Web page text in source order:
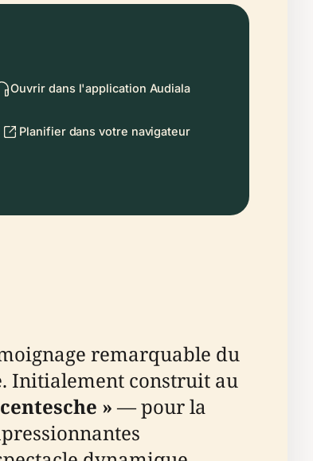
Ouvrir dans l'application Audiala
Planifier dans votre navigateur
remarquable du
Initialement construit au
»— pour la